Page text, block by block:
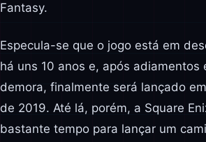
Fantasy.
Especula-se que o jogo está em
há uns 10 anos e, após adiamentos
demora, finalmente será lançado
de 2019. Até lá, porém, a Square
bastante tempo para lançar um